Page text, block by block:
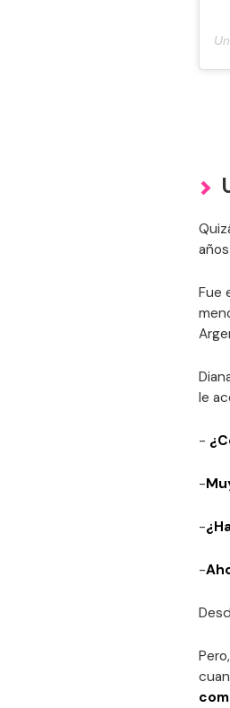
Fue
le
-
-
-
-